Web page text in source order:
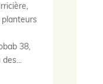
38,